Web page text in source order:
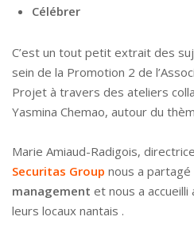
Célébrer
C’est un tout petit extrait des
sein de la Promotion 2 de
Projet à travers des ateliers
Yasmina Chemao, autour du
Marie Amiaud-Radigois,
Securitas Group nous a partagé
management et nous a
leurs locaux nantais .